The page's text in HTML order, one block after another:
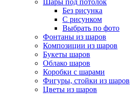
Без рисунка
С рисунком
Выбрать по фото
Фонтаны из шаров
Композиции из шаров
Букеты шаров
Облако шаров
Коробки с шарами
Фигуры, стойки из шаров
Цветы из шаров